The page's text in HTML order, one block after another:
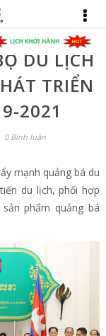
DU LỊCH
TRIỂN
2021
0 Bình luận
mạnh quảng bá du
du lịch, phối hợp
phẩm quảng bá